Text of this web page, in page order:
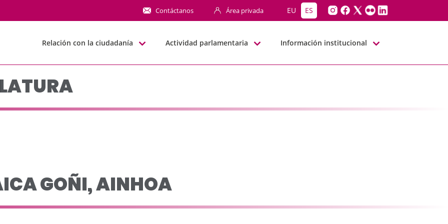
1999-2003 - JJGG-BBNN
Contáctanos Área privada EU ES
Relación con la ciudadanía Actividad parlamentaria Información institucional
GOÑI, AINHOA